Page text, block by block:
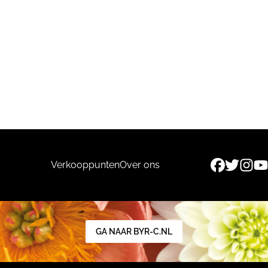
VerkooppuntenOver ons
GA NAAR BYR-C.NL